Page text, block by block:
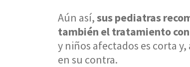
Aún así,sus pediatras
también el tratamiento
y niños afectados es corta
en su contra.